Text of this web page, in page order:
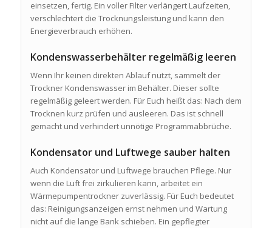
einsetzen, fertig. Ein voller Filter verlängert Laufzeiten,
verschlechtert die Trocknungsleistung und kann den
Energieverbrauch erhöhen.
Kondenswasserbehälter regelmäßig leeren
Wenn Ihr keinen direkten Ablauf nutzt, sammelt der
Trockner Kondenswasser im Behälter. Dieser sollte
regelmäßig geleert werden. Für Euch heißt das: Nach dem
Trocknen kurz prüfen und ausleeren. Das ist schnell
gemacht und verhindert unnötige Programmabbrüche.
Kondensator und Luftwege sauber halten
Auch Kondensator und Luftwege brauchen Pflege. Nur
wenn die Luft frei zirkulieren kann, arbeitet ein
Wärmepumpentrockner zuverlässig. Für Euch bedeutet
das: Reinigungsanzeigen ernst nehmen und Wartung
nicht auf die lange Bank schieben. Ein gepflegter